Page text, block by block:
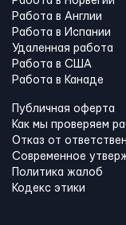
Работа в Англии
Работа в Испании
Удаленная работа
Работа в США
Работа в Канадe
Публичная оферта
Как мы проверяем
Отказ от
Современное
Политика жалоб
Кодекс этики